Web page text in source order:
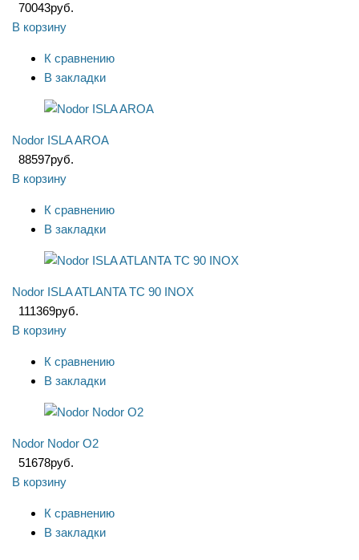
70043руб.
В корзину
К сравнению
В закладки
Nodor ISLA AROA
88597руб.
В корзину
К сравнению
В закладки
Nodor ISLA ATLANTA TC 90 INOX
111369руб.
В корзину
К сравнению
В закладки
Nodor Nodor O2
51678руб.
В корзину
К сравнению
В закладки